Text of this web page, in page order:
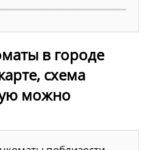
в городе
схема
можно